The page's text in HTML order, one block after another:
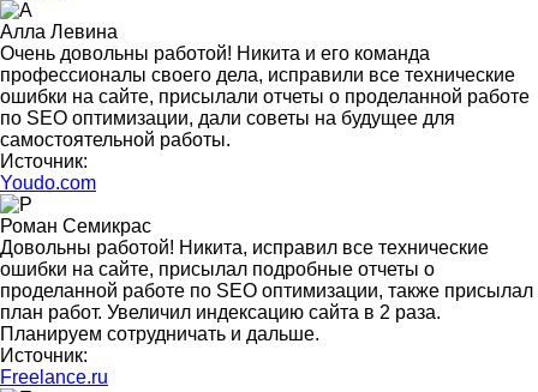
Алла Левина
Очень довольны работой! Никита и его команда
профессионалы своего дела, исправили все технические
ошибки на сайте, присылали отчеты о проделанной работе
по SEO оптимизации, дали советы на будущее для
самостоятельной работы.
Источник:
Youdo.com
Роман Семикрас
Довольны работой! Никита, исправил все технические
ошибки на сайте, присылал подробные отчеты о
проделанной работе по SEO оптимизации, также присылал
план работ. Увеличил индексацию сайта в 2 раза.
Планируем сотрудничать и дальше.
Источник:
Freelance.ru